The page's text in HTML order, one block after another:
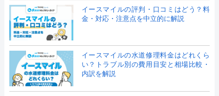
イースマイルの評判・口コミはどう？料
金・対応・注意点を中立的に解説
イースマイルの水道修理料金はどれくら
い？トラブル別の費用目安と相場比較・
内訳を解説